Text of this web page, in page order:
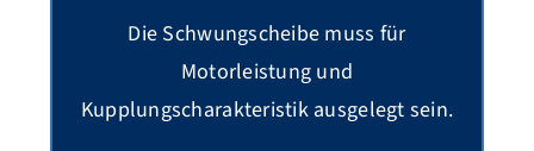
Die Schwungscheibe muss für
Motorleistung und
Kupplungscharakteristik ausgelegt sein.